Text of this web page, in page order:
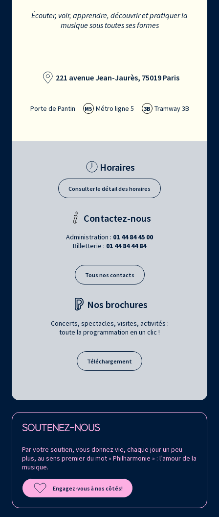
Écouter, voir, apprendre, découvrir et pratiquer la
musique sous toutes ses formes
221 avenue Jean-Jaurès, 75019 Paris
Porte de Pantin M5 Métro ligne 5 3B Tramway 3B
Horaires
Consulter le détail des horaires
Contactez-nous
Administration : 01 44 84 45 00
Billetterie : 01 44 84 44 84
Tous nos contacts
Nos brochures
Concerts, spectacles, visites, activités :
toute la programmation en un clic !
Téléchargement
SOUTENEZ-NOUS
Par votre soutien, vous donnez vie, chaque jour un peu
plus, au sens premier du mot « Philharmonie » : l’amour de la
musique.
Engagez-vous à nos côtés!
Retrouvez la Philharmonie de Paris sur